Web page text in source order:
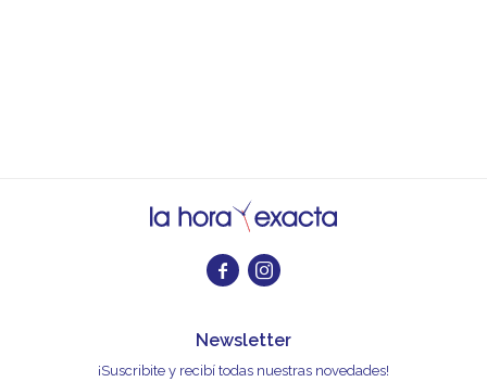
 
Newsletter
¡Suscribite y recibí todas nuestras novedades!